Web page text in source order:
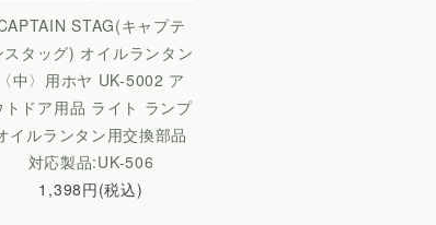
STAG(キャプテ
スタッグ) オイルランタン
〈中〉用ホヤ UK-5002 ア
トドア用品 ライト ランプ
イルランタン用交換部品
対応製品:UK-506
1,398円(税込)